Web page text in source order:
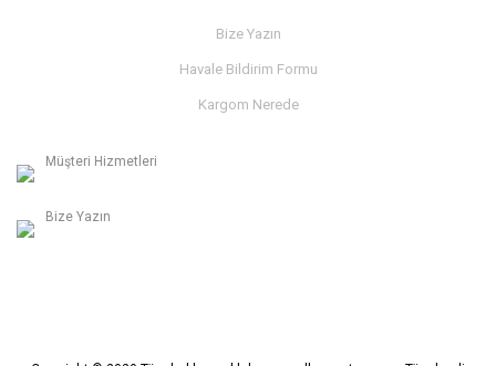
Bize Yazın
Havale Bildirim Formu
Kargom Nerede
Müşteri Hizmetleri
Bize Yazın